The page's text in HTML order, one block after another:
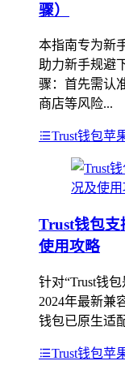
骤）
本指南专为新
助力新手规避
骤：首先需认
商店等风险...
Trust钱包苹
Trust钱包支
使用攻略
针对“Trust钱
2024年最新兼
钱包已原生适
Trust钱包苹